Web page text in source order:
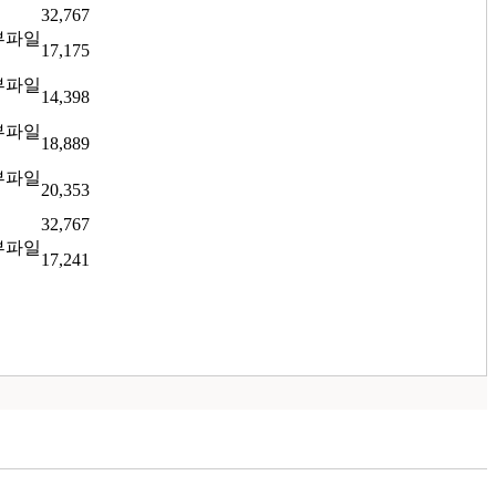
32,767
17,175
14,398
18,889
20,353
32,767
17,241